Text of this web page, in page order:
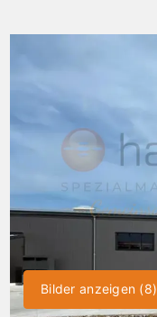
Bilder anzeigen (8)